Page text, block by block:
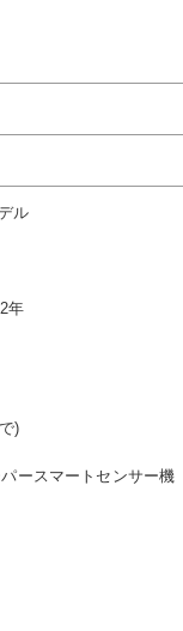
ル
年
)
ースマートセンサー機